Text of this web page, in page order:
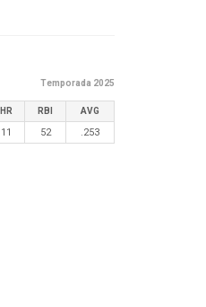
Temporada 2025
HR RBI AVG
11 52 .253